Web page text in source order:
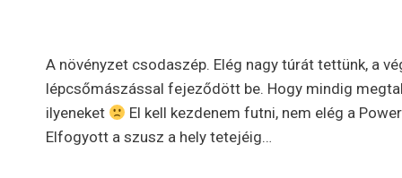
A növényzet csodaszép. Elég nagy túrát tettünk, a
lépcsőmászással fejeződött be. Hogy mindig
ilyeneket
El kell kezdenem futni, nem elég a
Elfogyott a szusz a hely tetejéig…